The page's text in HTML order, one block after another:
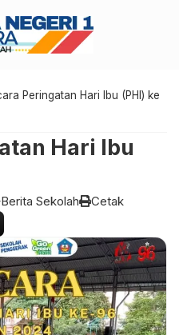
Peringatan Hari Ibu (PHI) ke
Hari Ibu
Berita Sekolah
Cetak